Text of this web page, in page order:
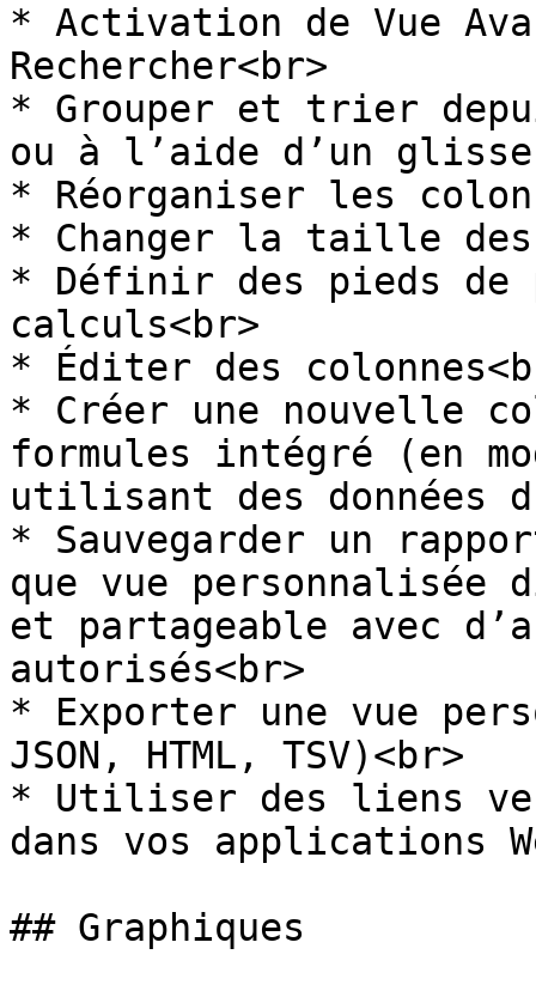
* Activation de Vue
Rechercher<br>
* Grouper et trier
ou à l’aide d’un
* Réorganiser les
* Changer la taille des
* Définir des pieds de
calculs<br>
* Éditer des
* Créer une nouvelle
formules intégré (en
utilisant des données
* Sauvegarder un
que vue
et partageable avec
autorisés<br>
* Exporter une vue
JSON, HTML, TSV)<br>
* Utiliser des liens
dans vos applications
## Graphiques